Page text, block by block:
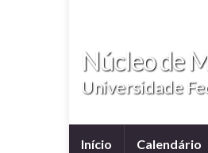
Núcleo de
Universidade
Início Calendário